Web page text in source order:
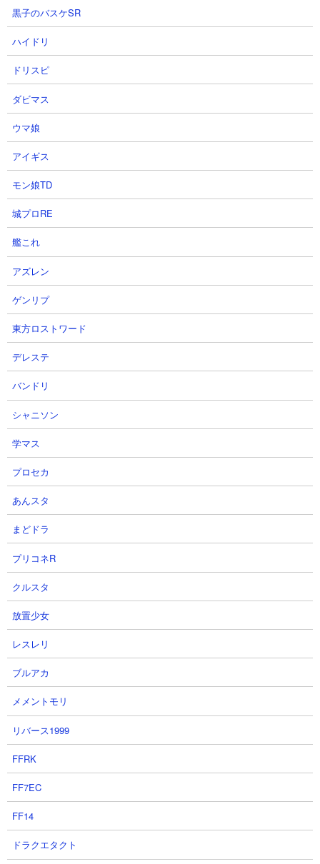
４．眠りたての愛 ノーヴァやラッパーを使った無
課金編成攻略
【出撃メンバー】
【攻略概要】
「29q」さんの攻略動画です。ノーアイテム＆ノーにゃんコンボ。
編成はエクスプレス、ノーヴァ、ニャトーン、ヴァルキリー、ミ
ウォッシュの無課金編成。敵ミーニャを前進させないように序盤
からゼリーとウォッシュを走らせて前線位置を確保。あとは量産
キャラで進軍を遅らせつつニャトーンとノーヴァを生産してサイ
クロンを迎え撃っています。苦労することもなくサイクロンを処
理して順にミーニャを倒せば攻略完了です。
黒子のバスケSR
ハイドリ
ドリスピ
ダビマス
ウマ娘
アイギス
モン娘TD
城プロRE
艦これ
アズレン
ゲンリプ
東方ロストワード
デレステ
バンドリ
シャニソン
学マス
プロセカ
あんスタ
まどドラ
プリコネR
クルスタ
放置少女
レスレリ
ブルアカ
メメントモリ
リバース1999
FFRK
FF7EC
FF14
ドラクエタクト